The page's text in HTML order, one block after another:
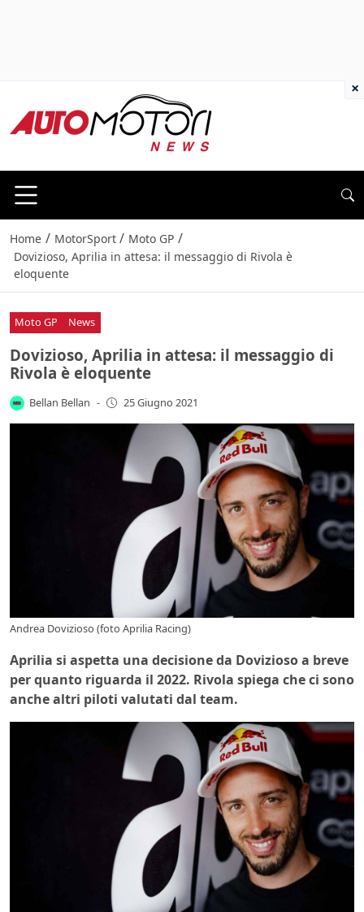
Home / MotorSport / Moto GP /
Dovizioso, Aprilia in attesa: il messaggio di Rivola è
eloquente
Moto GP News
Dovizioso, Aprilia in attesa: il messaggio di
Rivola è eloquente
Bellan Bellan - 25 Giugno 2021
Andrea Dovizioso (foto Aprilia Racing)
Aprilia si aspetta una decisione da Dovizioso a breve
per quanto riguarda il 2022. Rivola spiega che ci sono
anche altri piloti valutati dal team.
×